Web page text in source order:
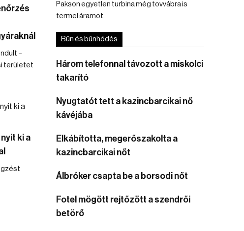
–
területet
ki a
Pakson egyetlen turbina még tovvábra is
termel áramot.
Bűn és bűnhődés
Három telefonnal távozott a miskolci
takarító
Nyugtatót tett a kazincbarcikai nő
kávéjába
Elkábította, megerőszakolta a
kazincbarcikai nőt
Álbróker csapta be a borsodi nőt
Fotel mögött rejtőzött a szendrői
betörő